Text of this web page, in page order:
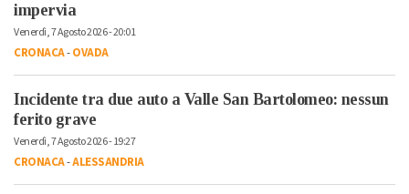
impervia
Venerdì, 7 Agosto 2026 - 20:01
CRONACA-OVADA
Incidente tra due auto a Valle San Bartolomeo: nessun
ferito grave
Venerdì, 7 Agosto 2026 - 19:27
CRONACA-ALESSANDRIA